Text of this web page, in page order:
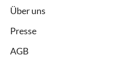
Über uns
Presse
AGB